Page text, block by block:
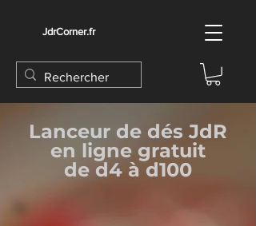
JdrCorner.fr
Lanceur de dés JdR
en ligne gratuit
de d4 à d100